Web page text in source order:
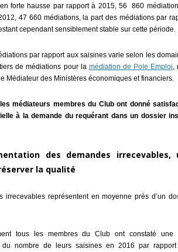
forte hausse par rapport à 2015, 56 860
47 660 médiations, la part des médiations par
cependant sensiblement stable sur cette période.
par rapport aux saisines varie selon les
de médiations pour la médiation de Pole Emploi,
Médiateur des Ministères économiques et financiers.
les médiateurs membres du Club ont donné
à la demande du requérant dans un dossier
des demandes irrecevables,
la qualité
irrecevables représentent en moyenne près d’un
tous les membres du Club ont constaté une
du nombre de leurs saisines en 2016 par